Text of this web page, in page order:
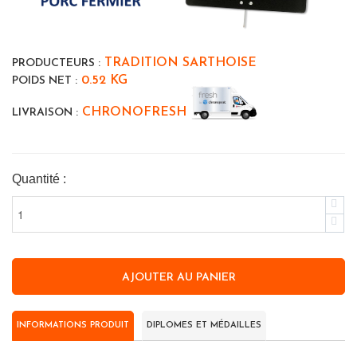
PRODUCTEURS : TRADITION SARTHOISE
POIDS NET : 0.52 KG
LIVRAISON : CHRONOFRESH
Quantité :
INFORMATIONS PRODUIT DIPLOMES ET MÉDAILLES